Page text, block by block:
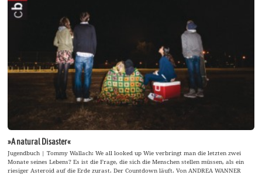
»A natural Disaster«
Jugendbuch | Tommy Wallach: We all looked up Wie verbringt man die letzten zwei
Monate seines Lebens? Es ist die Frage, die sich die Menschen stellen müssen, als ein
riesiger Asteroid auf die Erde zurast. Der Countdown läuft. Von ANDREA WANNER